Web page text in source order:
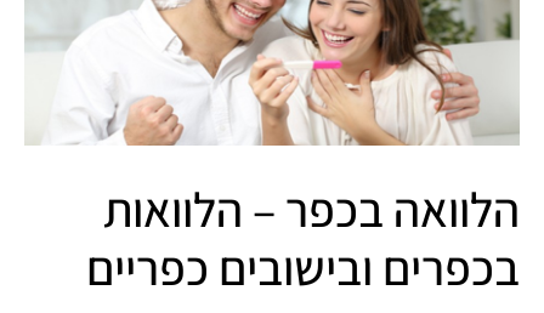
הלוואה בכפר – הלוואות
בכפרים ובישובים כפריים